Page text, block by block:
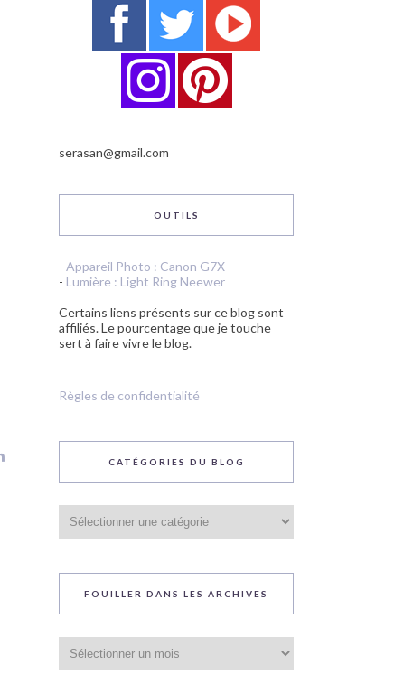
serasan@gmail.com
OUTILS
- Appareil Photo : Canon G7X
- Lumière : Light Ring Neewer
Certains liens présents sur ce blog sont
affiliés. Le pourcentage que je touche
sert à faire vivre le blog.
Règles de confidentialité
CATÉGORIES DU BLOG
du
blog
FOUILLER DANS LES ARCHIVES
dans
les